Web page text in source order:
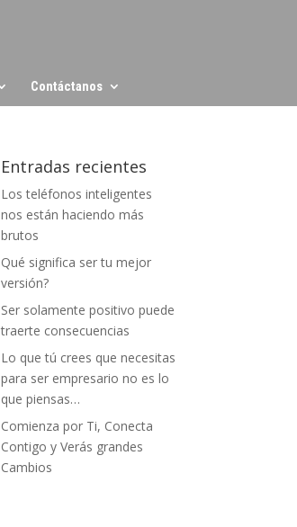
Contáctanos
Entradas recientes
Los teléfonos inteligentes
nos están haciendo más
brutos
Qué significa ser tu mejor
versión?
Ser solamente positivo puede
traerte consecuencias
Lo que tú crees que necesitas
para ser empresario no es lo
que piensas…
Comienza por Ti, Conecta
Contigo y Verás grandes
Cambios